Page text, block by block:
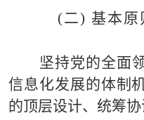
(二) 基本原
坚持党的全面
信息化发展的体制
的顶层设计、统筹